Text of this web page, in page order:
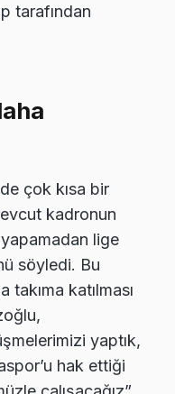
tarafından
çok kısa bir
kadronun
lige
söyledi. Bu
katılması
yaptık,
hak ettiği